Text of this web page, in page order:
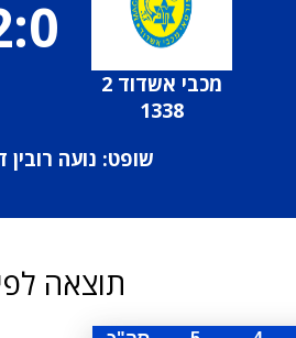
מכבי אשדוד 2
1338
שופט: נועה רובין
תוצאה